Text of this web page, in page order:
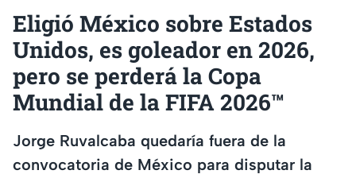
Eligió México sobre Estados
Unidos, es goleador en 2026,
pero se perderá la Copa
Mundial de la FIFA 2026™
Jorge Ruvalcaba quedaría fuera de la
convocatoria de México para disputar la